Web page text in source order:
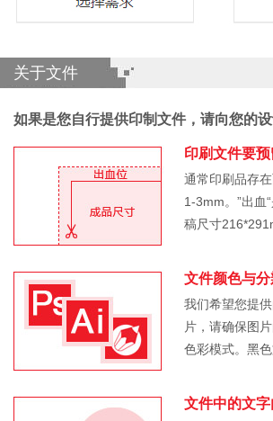
关于文件
如果是您自行提供印制文件，请向您的
印刷文件要
通常印刷品存
1-3mm。”出血
稿尺寸
文件颜色与
我们希望您提
片，请确保图
色彩模式。黑
文件中的文